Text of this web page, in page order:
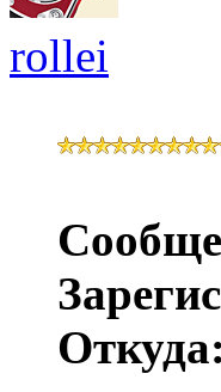
rollei
Откуда: